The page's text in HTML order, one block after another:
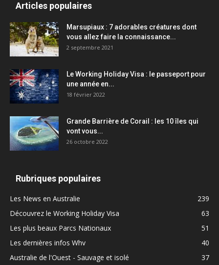
Articles populaires
Marsupiaux : 7 adorables créatures dont
vous allez faire la connaissance...
2 septembre 2021
Le Working Holiday Visa : le passeport pour
une année en...
18 février 2022
Grande Barrière de Corail : les 10 îles qui
vont vous...
26 octobre 2022
Rubriques populaires
Les News en Australie
239
Découvrez le Working Holiday Visa
63
Les plus beaux Parcs Nationaux
51
Les dernières infos Whv
40
Australie de l'Ouest - Sauvage et isolé
37